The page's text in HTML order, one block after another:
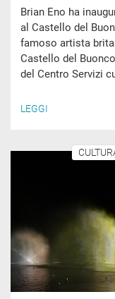
Brian Eno ha
al Castello del
famoso artista
Castello del
del Centro Servizi
LEGGI